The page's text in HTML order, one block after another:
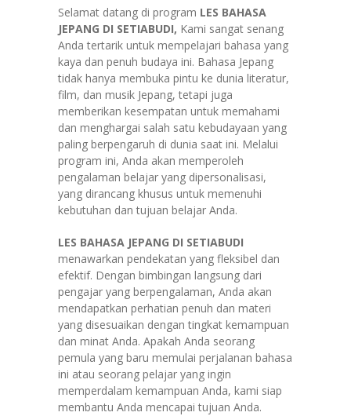
Selamat datang di program LES BAHASA
JEPANG DI SETIABUDI, Kami sangat senang
Anda tertarik untuk mempelajari bahasa yang
kaya dan penuh budaya ini. Bahasa Jepang
tidak hanya membuka pintu ke dunia literatur,
film, dan musik Jepang, tetapi juga
memberikan kesempatan untuk memahami
dan menghargai salah satu kebudayaan yang
paling berpengaruh di dunia saat ini. Melalui
program ini, Anda akan memperoleh
pengalaman belajar yang dipersonalisasi,
yang dirancang khusus untuk memenuhi
kebutuhan dan tujuan belajar Anda.
LES BAHASA JEPANG DI SETIABUDI
menawarkan pendekatan yang fleksibel dan
efektif. Dengan bimbingan langsung dari
pengajar yang berpengalaman, Anda akan
mendapatkan perhatian penuh dan materi
yang disesuaikan dengan tingkat kemampuan
dan minat Anda. Apakah Anda seorang
pemula yang baru memulai perjalanan bahasa
ini atau seorang pelajar yang ingin
memperdalam kemampuan Anda, kami siap
membantu Anda mencapai tujuan Anda.